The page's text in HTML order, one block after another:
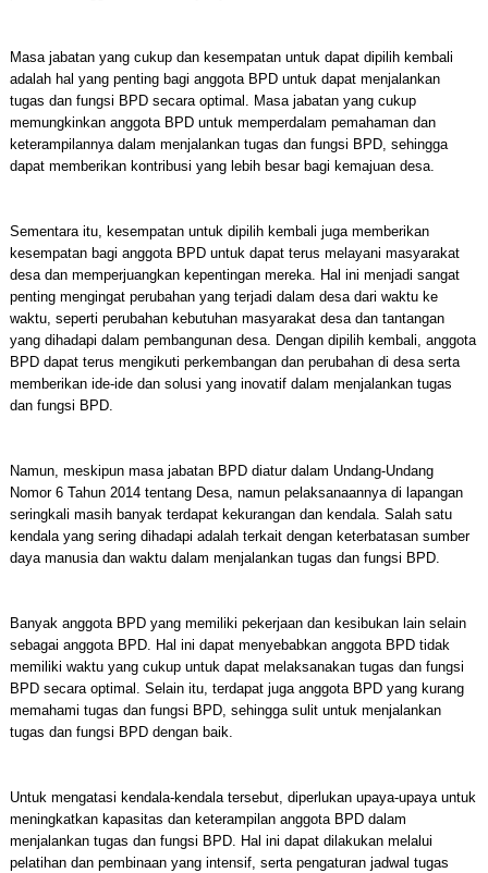
Masa jabatan yang cukup dan kesempatan untuk dapat dipilih kembali
adalah hal yang penting bagi anggota BPD untuk dapat menjalankan
tugas dan fungsi BPD secara optimal. Masa jabatan yang cukup
memungkinkan anggota BPD untuk memperdalam pemahaman dan
keterampilannya dalam menjalankan tugas dan fungsi BPD, sehingga
dapat memberikan kontribusi yang lebih besar bagi kemajuan desa.
Sementara itu, kesempatan untuk dipilih kembali juga memberikan
kesempatan bagi anggota BPD untuk dapat terus melayani masyarakat
desa dan memperjuangkan kepentingan mereka. Hal ini menjadi sangat
penting mengingat perubahan yang terjadi dalam desa dari waktu ke
waktu, seperti perubahan kebutuhan masyarakat desa dan tantangan
yang dihadapi dalam pembangunan desa. Dengan dipilih kembali, anggota
BPD dapat terus mengikuti perkembangan dan perubahan di desa serta
memberikan ide-ide dan solusi yang inovatif dalam menjalankan tugas
dan fungsi BPD.
Namun, meskipun masa jabatan BPD diatur dalam Undang-Undang
Nomor 6 Tahun 2014 tentang Desa, namun pelaksanaannya di lapangan
seringkali masih banyak terdapat kekurangan dan kendala. Salah satu
kendala yang sering dihadapi adalah terkait dengan keterbatasan sumber
daya manusia dan waktu dalam menjalankan tugas dan fungsi BPD.
Banyak anggota BPD yang memiliki pekerjaan dan kesibukan lain selain
sebagai anggota BPD. Hal ini dapat menyebabkan anggota BPD tidak
memiliki waktu yang cukup untuk dapat melaksanakan tugas dan fungsi
BPD secara optimal. Selain itu, terdapat juga anggota BPD yang kurang
memahami tugas dan fungsi BPD, sehingga sulit untuk menjalankan
tugas dan fungsi BPD dengan baik.
Untuk mengatasi kendala-kendala tersebut, diperlukan upaya-upaya untuk
meningkatkan kapasitas dan keterampilan anggota BPD dalam
menjalankan tugas dan fungsi BPD. Hal ini dapat dilakukan melalui
pelatihan dan pembinaan yang intensif, serta pengaturan jadwal tugas